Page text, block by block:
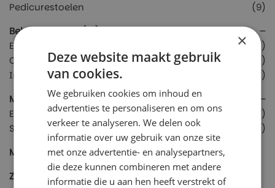
Pedicurestoelen
(9)
Behandeltafels (12)
Elektrische behandeltafels
(2)
Chiropractie behandeltafels
(3)
Inversietafels
(3)
Massagestoelen (8)
Elektrische massagestoelen
(7)
Stoelmassage stoelen
(2)
Massagekussens (1)
Zadelkrukken en tabouretten
(15)
×
Deze website maakt gebruik
van cookies.
We gebruiken cookies om inhoud en
advertenties te personaliseren en om ons
verkeer te analyseren. We delen ook
informatie over uw gebruik van onze site
met onze advertentie- en analysepartners,
die deze kunnen combineren met andere
informatie die u aan hen heeft verstrekt of